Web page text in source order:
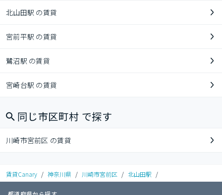
北山田駅 の賃貸
宮前平駅 の賃貸
鷺沼駅 の賃貸
宮崎台駅 の賃貸
同じ市区町村 で探す
川崎市宮前区 の賃貸
賃貸Canary / 神奈川県 / 川崎市宮前区 / 北山田駅 /